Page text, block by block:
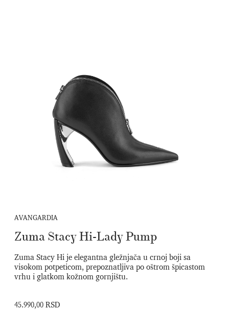
AVANGARDIA
Zuma Stacy Hi-Lady Pump
Zuma Stacy Hi je elegantna gležnjača u crnoj boji sa
visokom potpeticom, prepoznatljiva po oštrom špicastom
vrhu i glatkom kožnom gornjištu.
45.990,00 RSD